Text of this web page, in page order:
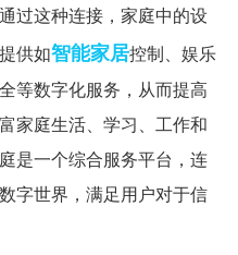
过这种连接，家庭中的设
供如智能家居控制、娱乐
等数字化服务，从而提高
家庭生活、学习、工作和
是一个综合服务平台，连
字世界，满足用户对于信